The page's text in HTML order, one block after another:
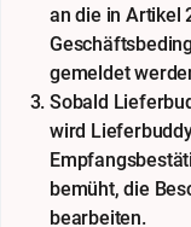
an die in Artikel
gemeldet
Sobald
wird
bemüht, die
bearbeiten.